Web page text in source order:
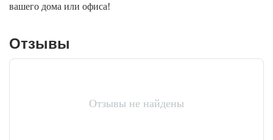
вашего дома или офиса!
Отзывы
Отзывы не найдены